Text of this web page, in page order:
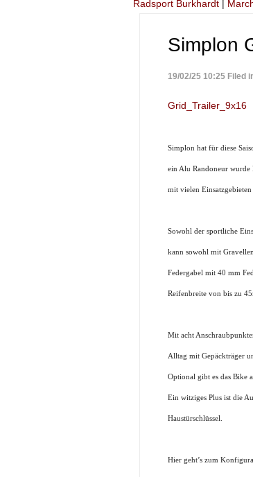
Radsport Burkhardt |
Simplon
19/02/25 10:25 Filed
Grid_Trailer_9x16
Simplon hat für diese
ein Alu Randoneur wurde
mit vielen
Sowohl der sportliche
kann sowohl mit
Federgabel mit 40 mm
Reifenbreite von bis zu
Mit acht
Alltag mit Gepäckträger
Optional gibt es das Bike
Ein witziges Plus ist die
Haustürschlüssel.
Hier geht’s zum